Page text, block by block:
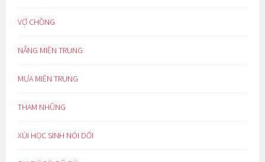
VỢ CHỒNG
NẮNG MIỀN TRUNG
MƯA MIỀN TRUNG
THAM NHŨNG
XÚI HỌC SINH NÓI DỐI